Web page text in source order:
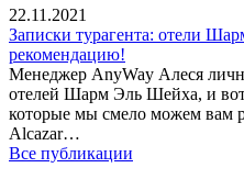
22.11.2021
Записки турагента: отели
рекомендацию!
Менеджер AnyWay Алеся
отелей Шарм Эль Шейха, и
которые мы смело можем вам
Alcazar…
Все публикации